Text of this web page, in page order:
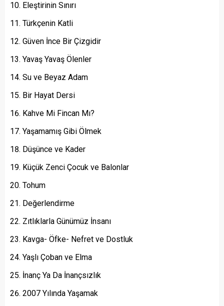
Eleştirinin Sınırı
Türkçenin Katli
Güven İnce Bir Çizgidir
Yavaş Yavaş Ölenler
Su ve Beyaz Adam
Bir Hayat Dersi
Kahve Mi Fincan Mı?
Yaşamamış Gibi Ölmek
Düşünce ve Kader
Küçük Zenci Çocuk ve Balonlar
Tohum
Değerlendirme
Zıtlıklarla Günümüz İnsanı
Kavga- Öfke- Nefret ve Dostluk
Yaşlı Çoban ve Elma
İnanç Ya Da İnançsızlık
2007 Yılında Yaşamak